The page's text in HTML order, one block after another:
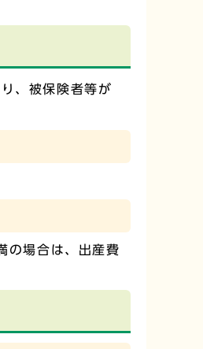
、被保険者等が
の場合は、出産費